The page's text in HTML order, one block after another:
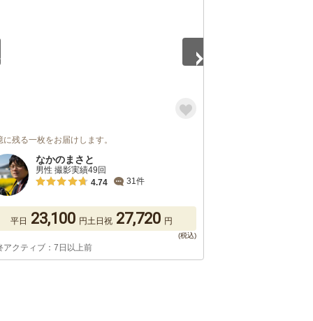
に残る一枚をお届けします。
なかのまさと
男性 撮影実績49回
4.74
31件
平日 23,100 円土日祝 27,720 円
アクティブ：7日以上前